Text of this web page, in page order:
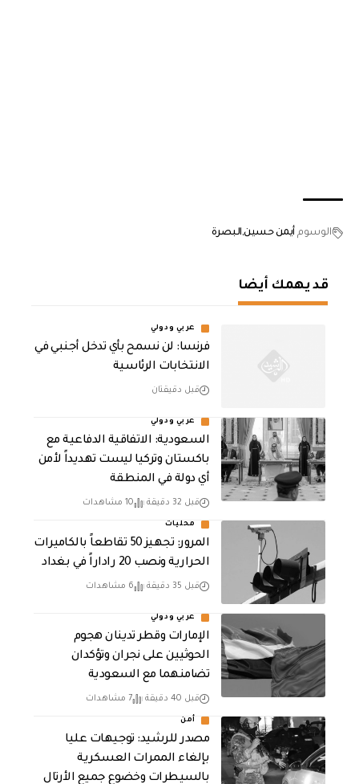
الوسوم أيمن حسين البصرة
قد يهمك أيضا
عربي ودولي
فرنسا: لن نسمح بأي تدخل أجنبي في
الانتخابات الرئاسية
قبل دقيقتان
عربي ودولي
السعودية: الاتفاقية الدفاعية مع
باكستان وتركيا ليست تهديداً لأمن
أي دولة في المنطقة
قبل 32 دقيقة 10 مشاهدات
محليات
المرور: تجهيز 50 تقاطعاً بالكاميرات
الحرارية ونصب 20 راداراً في بغداد
قبل 35 دقيقة 6 مشاهدات
عربي ودولي
الإمارات وقطر تدينان هجوم
الحوثيين على نجران وتؤكدان
تضامنهما مع السعودية
قبل 40 دقيقة 7 مشاهدات
أمن
مصدر للرشيد: توجيهات عليا
بإلغاء الممرات العسكرية
بالسيطرات وخضوع جميع الأرتال